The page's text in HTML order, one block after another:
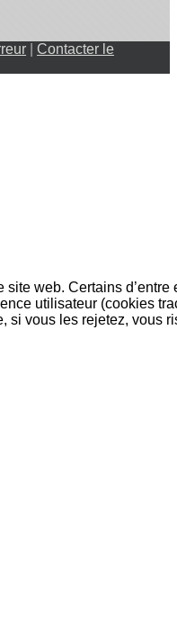
Contacter le
web. Certains
utilisateur (cookies
si vous les rejetez, vous